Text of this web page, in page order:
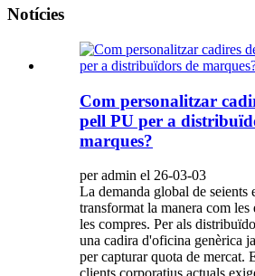
Notícies
Com personalitzar
pell PU per a
marques?
per admin el 26-03-03
La demanda global de seients
transformat la manera com les
les compres. Per als
una cadira d'oficina genèrica
per capturar quota de mercat.